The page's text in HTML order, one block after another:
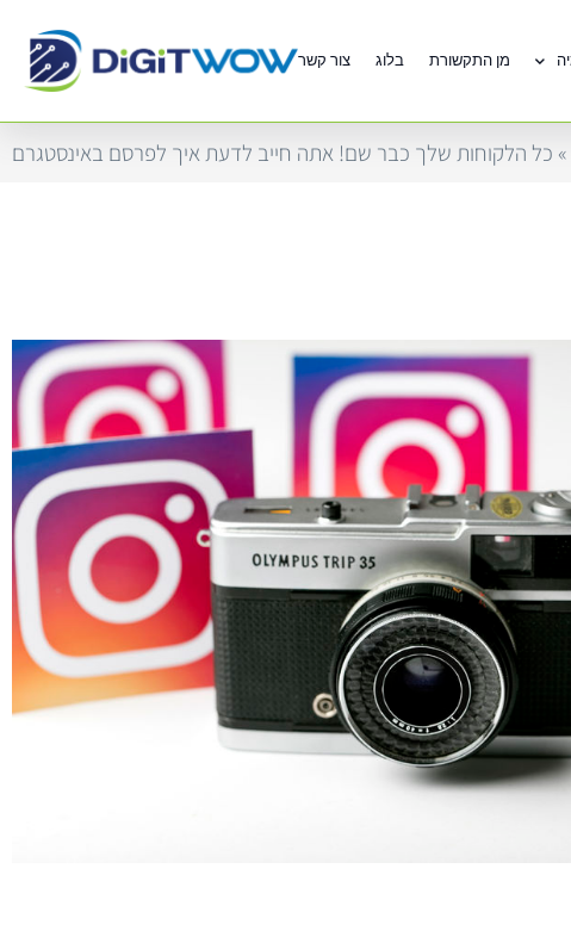
מן התקשורת בלוג צור קשר
» כל הלקוחות שלך כבר שם! אתה חייב לדעת איך לפרסם באינסטגרם